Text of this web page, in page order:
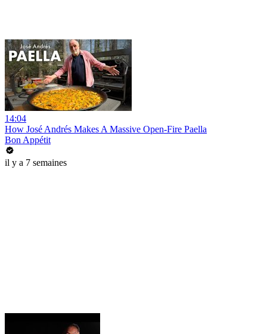
14:04
How José Andrés Makes A Massive Open-Fire Paella
Bon Appétit
il y a 7 semaines